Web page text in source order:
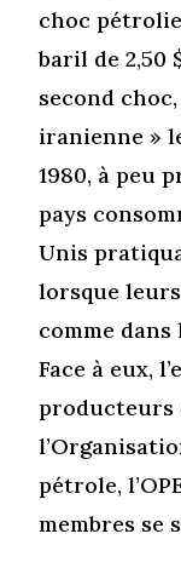
choc
baril de 2,50
second
iranienne »
1980, à peu
pays
Unis
lorsque
comme dans
Face à eux,
producteurs
pétrole,
membres se